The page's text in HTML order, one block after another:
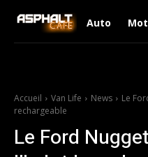
Auto
Accueil Van Life News
Le
rechargeable
Le Ford